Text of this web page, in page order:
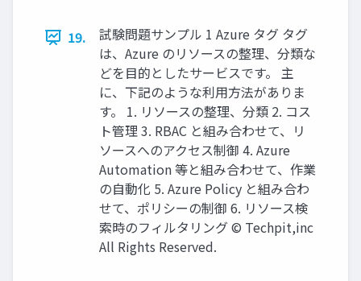
19.
試験問題サンプル 1 Azure タグ タグ
は、Azure のリソースの整理、分類な
どを目的としたサービスです。 主
に、下記のような利用方法がありま
す。 1. リソースの整理、分類 2. コス
ト管理 3. RBAC と組み合わせて、リ
ソースへのアクセス制御 4. Azure
Automation 等と組み合わせて、作業
の自動化 5. Azure Policy と組み合わ
せて、ポリシーの制御 6. リソース検
索時のフィルタリング © Techpit,inc
All Rights Reserved.